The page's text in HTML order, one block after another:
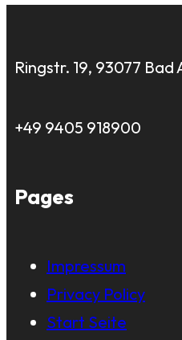
Ringstr. 19, 93077 Bad
+49 9405 918900
Pages
Impressum
Privacy Policy
Start Seite